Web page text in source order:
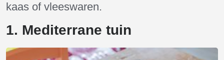
kaas of vleeswaren.
1. Mediterrane tuin